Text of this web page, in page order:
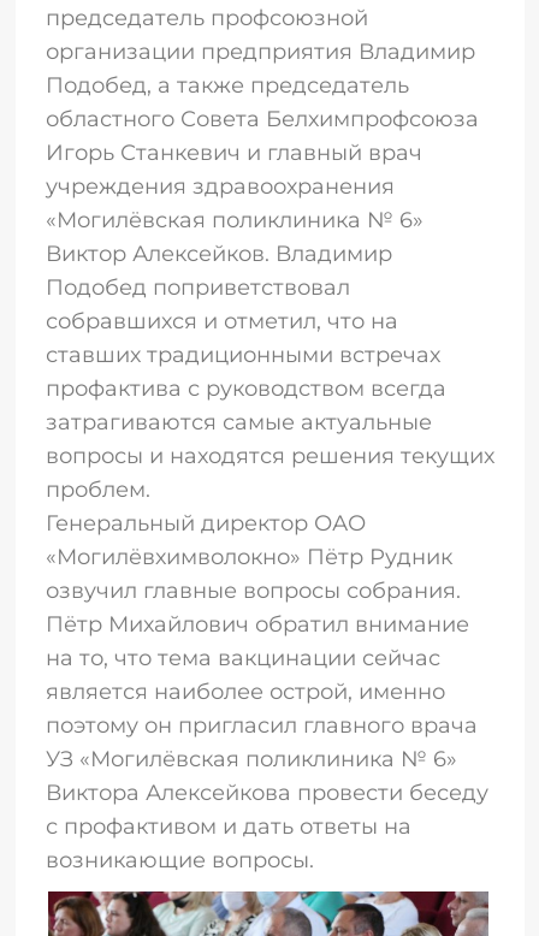
председатель профсоюзной
организации предприятия Владимир
Подобед, а также председатель
областного Совета Белхимпрофсоюза
Игорь Станкевич и главный врач
учреждения здравоохранения
«Могилёвская поликлиника № 6»
Виктор Алексейков. Владимир
Подобед поприветствовал
собравшихся и отметил, что на
ставших традиционными встречах
профактива с руководством всегда
затрагиваются самые актуальные
вопросы и находятся решения текущих
проблем.
Генеральный директор ОАО
«Могилёвхимволокно» Пётр Рудник
озвучил главные вопросы собрания.
Пётр Михайлович обратил внимание
на то, что тема вакцинации сейчас
является наиболее острой, именно
поэтому он пригласил главного врача
УЗ «Могилёвская поликлиника № 6»
Виктора Алексейкова провести беседу
с профактивом и дать ответы на
возникающие вопросы.